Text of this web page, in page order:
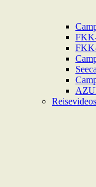
Reisevideos